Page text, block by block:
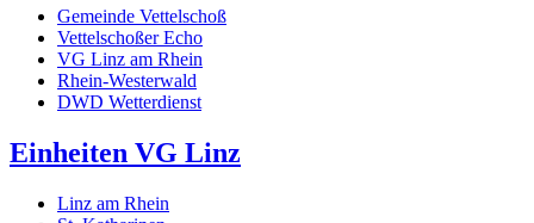
Gemeinde Vettelschoß
Vettelschoßer Echo
VG Linz am Rhein
Rhein-Westerwald
DWD Wetterdienst
Einheiten VG Linz
Linz am Rhein